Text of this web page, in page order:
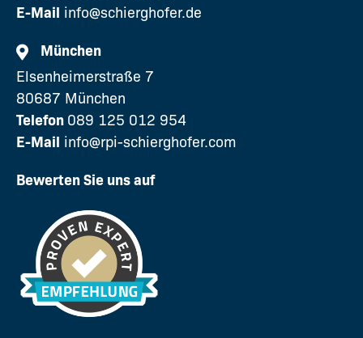
E-Mail info@schierghofer.de
München
Elsenheimerstraße 7
80687 München
Telefon 089 125 012 954
E-Mail info@rpi-schierghofer.com
Bewerten Sie uns auf